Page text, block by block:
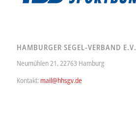
HAMBURGER SEGEL-VERBAND E.V.
Neumühlen 21, 22763 Hamburg
Kontakt: mail@hhsgv.de